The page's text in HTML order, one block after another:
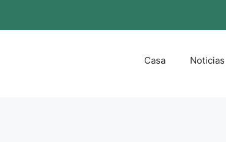
Casa Noticias